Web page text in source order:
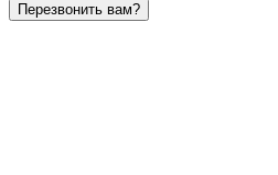
Перезвонить вам?